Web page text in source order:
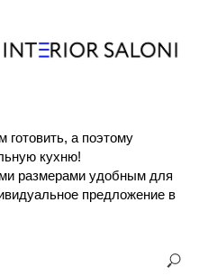
а поэтому
кухню!
размерами удобным для
предложение в